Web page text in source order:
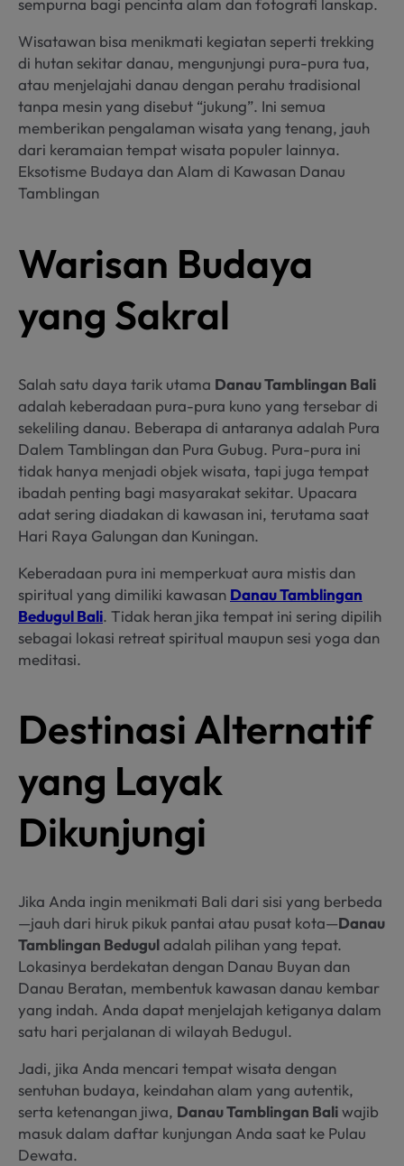
sempurna bagi pencinta alam dan fotografi lanskap.
Wisatawan bisa menikmati kegiatan seperti trekking
di hutan sekitar danau, mengunjungi pura-pura tua,
atau menjelajahi danau dengan perahu tradisional
tanpa mesin yang disebut “jukung”. Ini semua
memberikan pengalaman wisata yang tenang, jauh
dari keramaian tempat wisata populer lainnya.
Eksotisme Budaya dan Alam di Kawasan Danau
Tamblingan
Warisan Budaya
yang Sakral
Salah satu daya tarik utama Danau Tamblingan Bali
adalah keberadaan pura-pura kuno yang tersebar di
sekeliling danau. Beberapa di antaranya adalah Pura
Dalem Tamblingan dan Pura Gubug. Pura-pura ini
tidak hanya menjadi objek wisata, tapi juga tempat
ibadah penting bagi masyarakat sekitar. Upacara
adat sering diadakan di kawasan ini, terutama saat
Hari Raya Galungan dan Kuningan.
Keberadaan pura ini memperkuat aura mistis dan
spiritual yang dimiliki kawasan Danau Tamblingan
Bedugul Bali. Tidak heran jika tempat ini sering dipilih
sebagai lokasi retreat spiritual maupun sesi yoga dan
meditasi.
Destinasi Alternatif
yang Layak
Dikunjungi
Jika Anda ingin menikmati Bali dari sisi yang berbeda
—jauh dari hiruk pikuk pantai atau pusat kota—Danau
Tamblingan Beduguladalah pilihan yang tepat.
Lokasinya berdekatan dengan Danau Buyan dan
Danau Beratan, membentuk kawasan danau kembar
yang indah. Anda dapat menjelajah ketiganya dalam
satu hari perjalanan di wilayah Bedugul.
Jadi, jika Anda mencari tempat wisata dengan
sentuhan budaya, keindahan alam yang autentik,
serta ketenangan jiwa, Danau Tamblingan Baliwajib
masuk dalam daftar kunjungan Anda saat ke Pulau
Dewata.